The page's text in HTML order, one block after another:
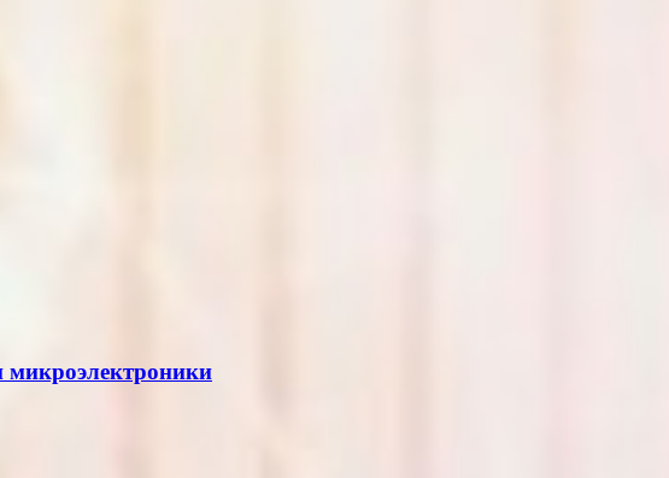
микроэлектроники